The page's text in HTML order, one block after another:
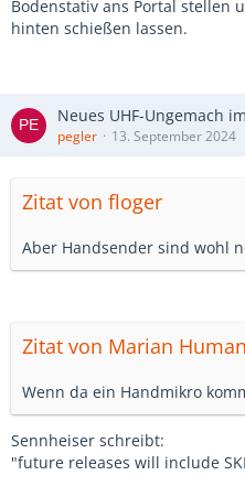
Bodenstativ ans Portal stellen
hinten schießen lassen.
Neues UHF-Ungemach
pegler 13. September 2024
Zitat von floger
Aber Handsender sind wohl
Zitat von Marian
Wenn da ein Handmikro
Sennheiser schreibt:
"future releases will include